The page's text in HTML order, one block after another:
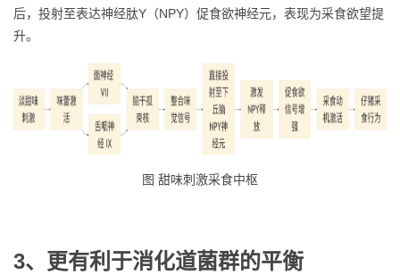
后，投射至表达神经肽Y（NPY）促食欲神经元，表现为采食欲望提
升。
图 甜味刺激采食中枢
3、 更有利于消化道菌群的平衡